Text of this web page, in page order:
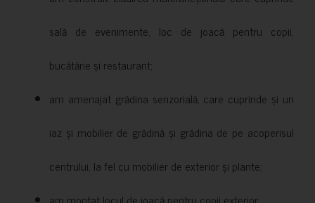
sală de evenimente, loc de joacă pentru copii,
bucătărie și restaurant;
am amenajat grădina senzorială, care cuprinde și un
iaz și mobilier de grădină și grădina de pe acoperisul
centrului, la fel cu mobilier de exterior și plante;